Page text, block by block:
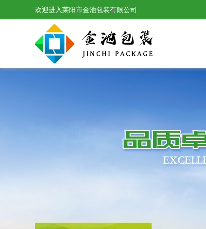
欢迎进入莱阳市金池包装有限公司